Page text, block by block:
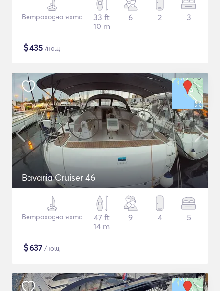
Ветроходна яхта
33 ft
10 m
6 2 3
$435 /нощ
Bavaria Cruiser 46
Ветроходна яхта
47 ft
14 m
9 4 5
$637 /нощ